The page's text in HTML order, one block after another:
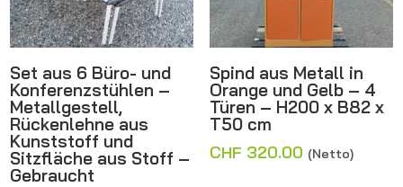
Set aus 6 Büro- und
Konferenzstühlen –
Metallgestell,
Rückenlehne aus
Kunststoff und
Sitzfläche aus Stoff –
Gebraucht
Spind aus Metall in
Orange und Gelb – 4
Türen – H200 x B82 x
T50 cm
CHF 320.00 (Netto)